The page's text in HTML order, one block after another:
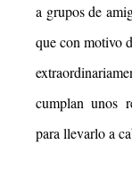
a grupos de
que con motivo
cumplan unos
para llevarlo a